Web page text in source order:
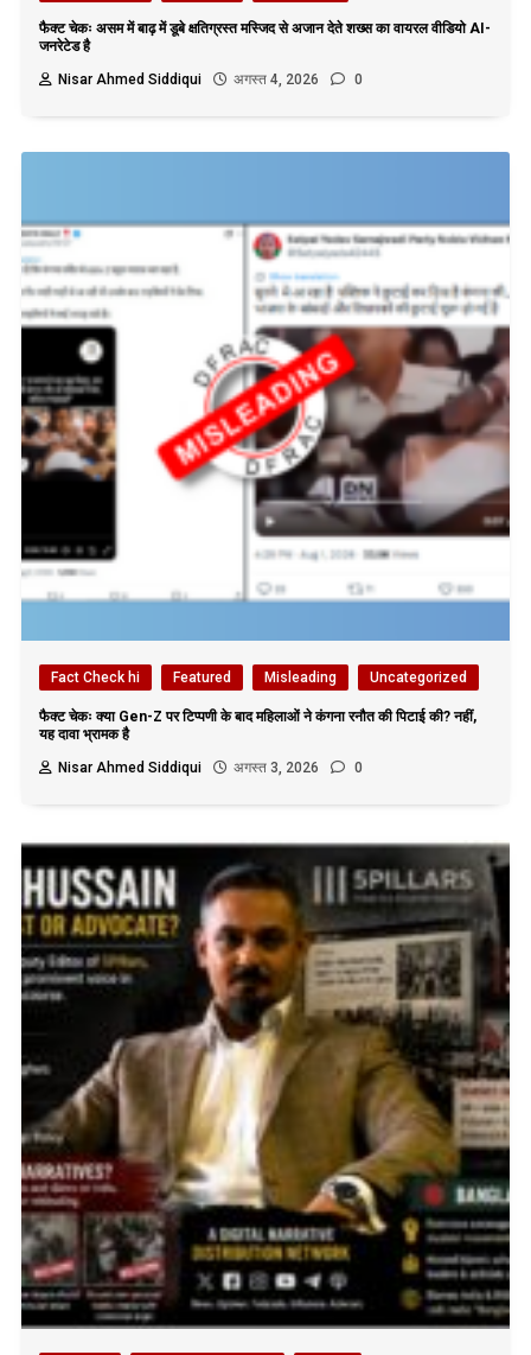
फैक्ट चेकः असम में बाढ़ में डूबे क्षतिग्रस्त मस्जिद से अजान देते शख्स का वायरल वीडियो AI-
जनरेटेड है
Nisar Ahmed Siddiqui
अगस्त 4, 2026 0
Fact Check hi Featured Misleading Uncategorized
फैक्ट चेकः क्या Gen-Z पर टिप्पणी के बाद महिलाओं ने कंगना रनौत की पिटाई की? नहीं,
यह दावा भ्रामक है
Nisar Ahmed Siddiqui
अगस्त 3, 2026 0